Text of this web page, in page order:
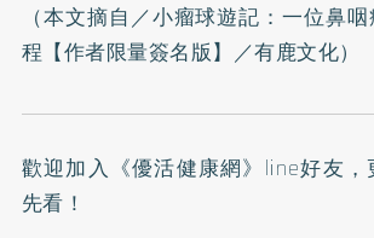
（本文摘自／小瘤球遊記：一位鼻
程【作者限量簽名版】 ／有鹿文化）
歡迎加入 《優活健康網》line好友
先看！